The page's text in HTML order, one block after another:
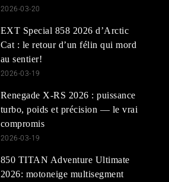
2026-03-20
EXT Special 858 2026 d’Arctic
Cat : le retour d’un félin qui mord
au sentier!
2026-03-19
Renegade X-RS 2026 : puissance
turbo, poids et précision — le vrai
compromis
2026-03-19
850 TITAN Adventure Ultimate
2026: motoneige multisegment